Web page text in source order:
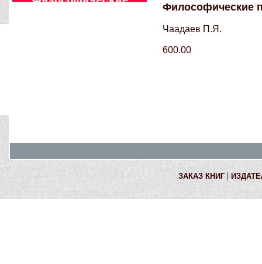
Философические
Чаадаев П.Я.
600.00
ЗАКАЗ КНИГ|